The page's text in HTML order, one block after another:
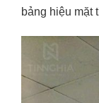
bảng hiệu mặt